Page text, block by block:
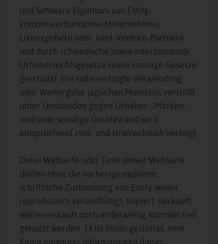
und Software Eigentum von Essity,
konzernverbundenen Unternehmen,
Lizenzgebern oder Joint-Venture-Partnern
und durch schwedische sowie internationale
Urheberrechtsgesetze sowie sonstige Gesetze
geschützt. Die unberechtigte Verwendung
oder Weitergabe jeglichen Materials verstößt
unter Umständen gegen Urheber-, Marken-
und/oder sonstige Gesetze und wird
entsprechend zivil- und strafrechtlich verfolgt.
Diese Webseite oder Teile dieser Webseite
dürfen ohne die vorherige explizite,
schriftliche Zustimmung von Essity weder
reproduziert, vervielfältigt, kopiert, verkauft,
weiterverkauft noch anderweitig kommerziell
genutzt werden. Es ist Ihnen gestattet, eine